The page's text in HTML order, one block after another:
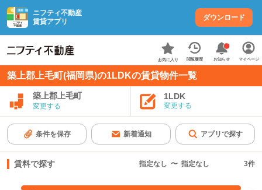
ニフティ不動産
賃貸アプリ
ダウンロード
お気に入り 閲覧履歴 お知らせ マイページ
築上郡上毛町(福岡県)の1LDKの賃貸物件一覧
築上郡上毛町
変更する
1LDK
変更する
条件を保存 新着通知 アプリで探す
賃料で探す 指定なし 〜 指定なし 3件